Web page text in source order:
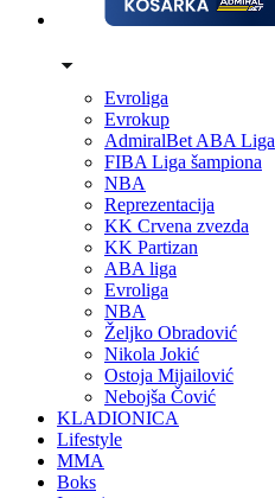
Evroliga
Evrokup
AdmiralBet ABA Liga
FIBA Liga šampiona
NBA
Reprezentacija
KK Crvena zvezda
KK Partizan
ABA liga
Evroliga
NBA
Željko Obradović
Nikola Jokić
Ostoja Mijailović
Nebojša Čović
KLADIONICA
Lifestyle
MMA
Boks